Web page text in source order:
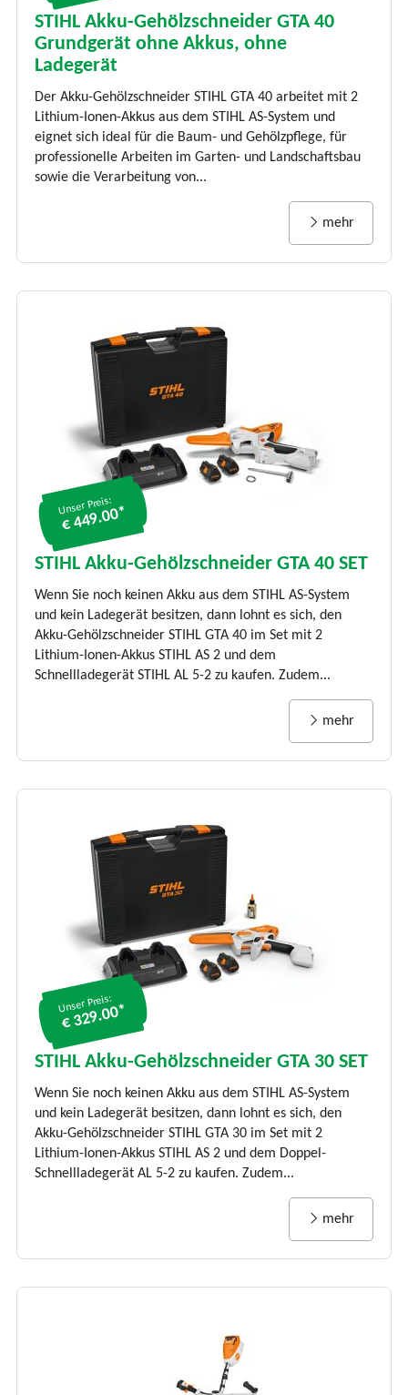
STIHL Akku-Gehölzschneider GTA 40
Grundgerät ohne Akkus, ohne
Ladegerät
Der Akku-Gehölzschneider STIHL GTA 40 arbeitet mit 2
Lithium-Ionen-Akkus aus dem STIHL AS-System und
eignet sich ideal für die Baum- und Gehölzpflege, für
professionelle Arbeiten im Garten- und Landschaftsbau
sowie die Verarbeitung von...
mehr
Unser Preis:
€ 449.00*
STIHL Akku-Gehölzschneider GTA 40 SET
Wenn Sie noch keinen Akku aus dem STIHL AS-System
und kein Ladegerät besitzen, dann lohnt es sich, den
Akku-Gehölzschneider STIHL GTA 40 im Set mit 2
Lithium-Ionen-Akkus STIHL AS 2 und dem
Schnellladegerät STIHL AL 5-2 zu kaufen. Zudem...
mehr
Unser Preis:
€ 329.00*
STIHL Akku-Gehölzschneider GTA 30 SET
Wenn Sie noch keinen Akku aus dem STIHL AS-System
und kein Ladegerät besitzen, dann lohnt es sich, den
Akku-Gehölzschneider STIHL GTA 30 im Set mit 2
Lithium-Ionen-Akkus STIHL AS 2 und dem Doppel-
Schnellladegerät AL 5-2 zu kaufen. Zudem...
mehr